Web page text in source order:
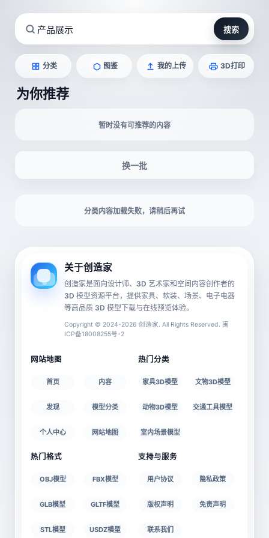
搜索
分类 图鉴 我的上传 3D打印
为你推荐
暂时没有可推荐的内容
换一批
分类内容加载失败，请稍后再试
关于创造家
创造家是面向设计师、3D 艺术家和空间内容创作者的
3D 模型资源平台，提供家具、软装、场景、电子电器
等高品质 3D 模型下载与在线预览体验。
Copyright © 2024-2026 创造家. All Rights Reserved. 闽
ICP备18008255号-2
网站地图
首页 内容
发现 模型分类
个人中心 网站地图
热门分类
家具3D模型 文物3D模型
动物3D模型 交通工具模型
室内场景模型
热门格式
OBJ模型 FBX模型
GLB模型 GLTF模型
STL模型 USDZ模型
支持与服务
用户协议 隐私政策
版权声明 免责声明
联系我们